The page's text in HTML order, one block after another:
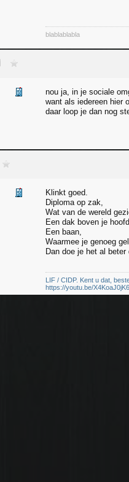
blablablabla
nou ja, in je sociale
want als iedereen hier
daar loop je dan nog
Klinkt goed.
Diploma op zak,
Wat van de wereld
Een dak boven je
Een baan,
Waarmee je genoeg
Dan doe je het al beter
LIF / CIDP. Kent u dat,
https://youtu.be/